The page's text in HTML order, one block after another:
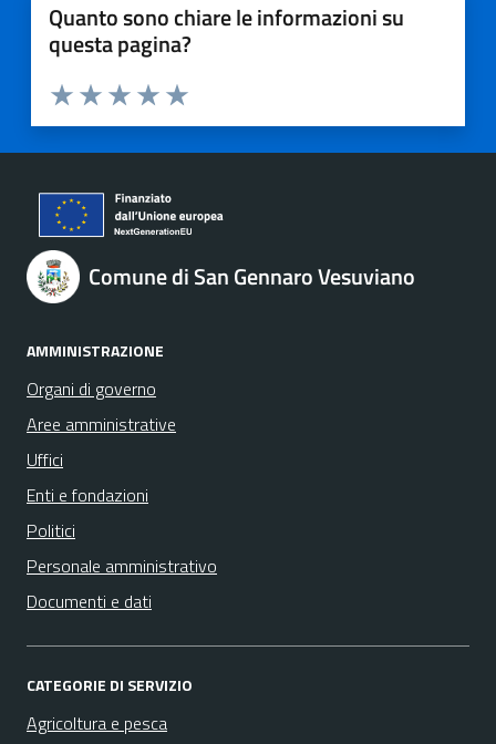
Quanto sono chiare le informazioni su
questa pagina?
Valuta 5 stelle su 5
Valuta 4 stelle su 5
Valuta 3 stelle su 5
Valuta 2 stelle su 5
Valuta 1 stelle su 5
Comune di San Gennaro Vesuviano
AMMINISTRAZIONE
Organi di governo
Aree amministrative
Uffici
Enti e fondazioni
Politici
Personale amministrativo
Documenti e dati
CATEGORIE DI SERVIZIO
Agricoltura e pesca